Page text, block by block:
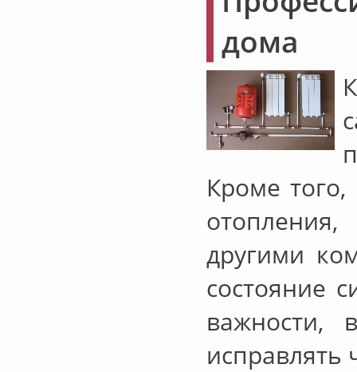
дома
Кроме
другими
состояние
важности,